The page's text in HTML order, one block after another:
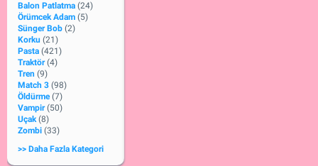
Balon Patlatma (24)
Örümcek Adam (5)
Sünger Bob (2)
Korku (21)
Pasta (421)
Traktör (4)
Tren (9)
Match 3 (98)
Öldürme (7)
Vampir (50)
Uçak (8)
Zombi (33)
>> Daha Fazla Kategori